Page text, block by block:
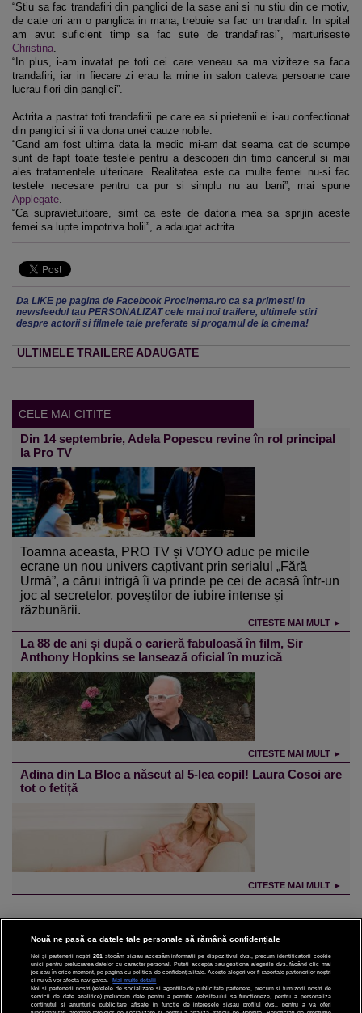
“Stiu sa fac trandafiri din panglici de la sase ani si nu stiu din ce motiv,
de cate ori am o panglica in mana, trebuie sa fac un trandafir. In spital
am avut suficient timp sa fac sute de trandafirasi”, marturiseste
Christina.
“In plus, i-am invatat pe toti cei care veneau sa ma viziteze sa faca
trandafiri, iar in fiecare zi erau la mine in salon cateva persoane care
lucrau flori din panglici”.
Actrita a pastrat toti trandafirii pe care ea si prietenii ei i-au confectionat
din panglici si ii va dona unei cauze nobile.
“Cand am fost ultima data la medic mi-am dat seama cat de scumpe
sunt de fapt toate testele pentru a descoperi din timp cancerul si mai
ales tratamentele ulterioare. Realitatea este ca multe femei nu-si fac
testele necesare pentru ca pur si simplu nu au bani”, mai spune
Applegate.
“Ca supravietuitoare, simt ca este de datoria mea sa sprijin aceste
femei sa lupte impotriva bolii”, a adaugat actrita.
Da LIKE pe pagina de Facebook Procinema.ro ca sa primesti in
newsfeedul tau PERSONALIZAT cele mai noi trailere, ultimele stiri
despre actorii si filmele tale preferate si progamul de la cinema!
ULTIMELE TRAILERE ADAUGATE
CELE MAI CITITE
Din 14 septembrie, Adela Popescu revine în rol principal
la Pro TV
Toamna aceasta, PRO TV și VOYO aduc pe micile
ecrane un nou univers captivant prin serialul „Fără
Urmă”, a cărui intrigă îi va prinde pe cei de acasă într-un
joc al secretelor, poveștilor de iubire intense și
răzbunării.
CITESTE MAI MULT ►
La 88 de ani și după o carieră fabuloasă în film, Sir
Anthony Hopkins se lansează oficial în muzică
CITESTE MAI MULT ►
Adina din La Bloc a născut al 5-lea copil! Laura Cosoi are
tot o fetiță
CITESTE MAI MULT ►
CINEMA
DIVERTISMENT
Nouă ne pasă ca datele tale personale să rămână confidențiale
Noi și partenerii noștri 201 stocăm și/sau accesăm informații pe dispozitivul dvs., precum identificatorii cookie
unici pentru prelucrarea datelor cu caracter personal. Puteți accepta sau gestiona alegerile dvs. făcând clic mai
jos sau în orice moment, pe pagina cu politica de confidențialitate. Aceste alegeri vor fi raportate partenerilor noștri
și nu vă vor afecta navigarea.
Mai multe detalii
Noi si partenerii nostri (retelele de socializare si agentiile de publicitate partenere, precum si furnizorii nostri de
servicii de date analitice) prelucram date pentru a permite website-ului sa functioneze, pentru a personaliza
continutul si anunturile publicitare afisate in functie de interesele si/sau profilul dvs., pentru a va oferi